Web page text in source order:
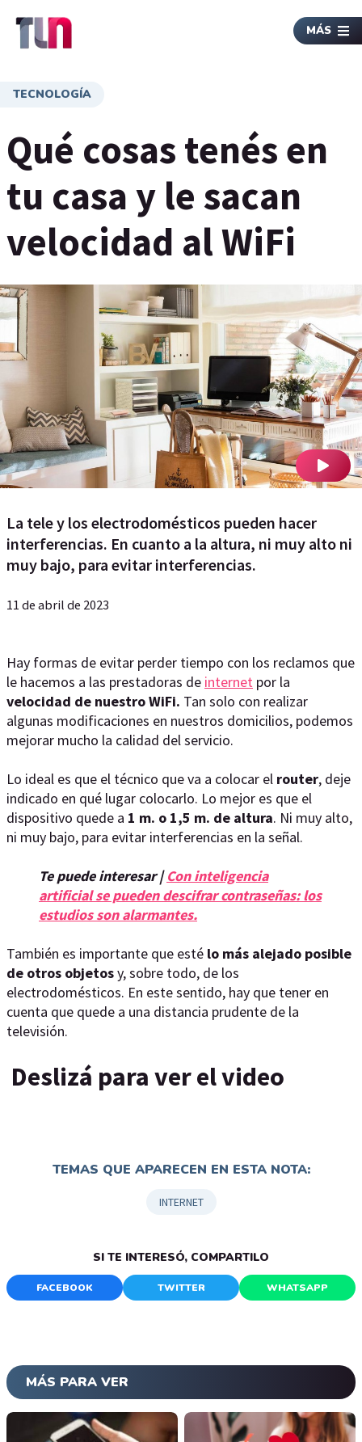
MÁS
TECNOLOGÍA
Qué cosas tenés en
tu casa y le sacan
velocidad al WiFi
La tele y los electrodomésticos pueden hacer
interferencias. En cuanto a la altura, ni muy alto ni
muy bajo, para evitar interferencias.
11 de abril de 2023
Hay formas de evitar perder tiempo con los reclamos que
le hacemos a las prestadoras de internet por la
velocidad de nuestro WiFi. Tan solo con realizar
algunas modificaciones en nuestros domicilios, podemos
mejorar mucho la calidad del servicio.
Lo ideal es que el técnico que va a colocar el router, deje
indicado en qué lugar colocarlo. Lo mejor es que el
dispositivo quede a 1 m. o 1,5 m. de altura. Ni muy alto,
ni muy bajo, para evitar interferencias en la señal.
Te puede interesar |Con inteligencia
artificial se pueden descifrar contraseñas: los
estudios son alarmantes.
También es importante que esté lo más alejado posible
de otros objetosy, sobre todo, de los
electrodomésticos. En este sentido, hay que tener en
cuenta que quede a una distancia prudente de la
televisión.
Deslizá para ver el video
TEMAS QUE APARECEN EN ESTA NOTA:
INTERNET
SI TE INTERESÓ, COMPARTILO
FACEBOOK TWITTER WHATSAPP
MÁS PARA VER